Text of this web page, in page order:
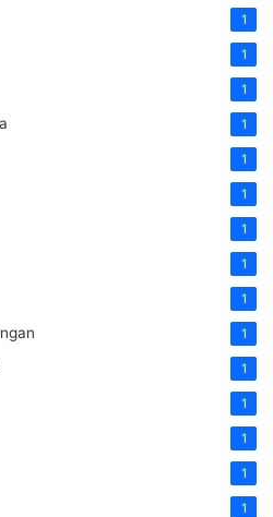
1
1
1
1
1
1
1
1
1
1
1
1
1
1
1